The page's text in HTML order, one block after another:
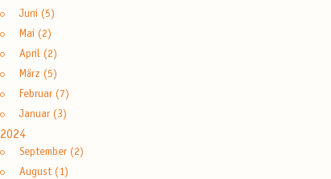
Juni (5)
Mai (2)
April (2)
März (5)
Februar (7)
Januar (3)
2024
September (2)
August (1)